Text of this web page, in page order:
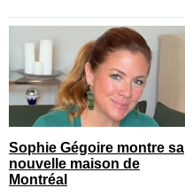
Sophie Gégoire montre sa
nouvelle maison de
Montréal